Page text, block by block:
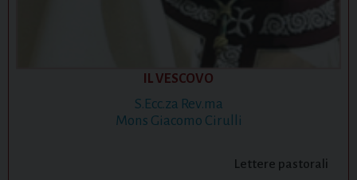
IL VESCOVO
S.Ecc.za Rev.ma
Mons Giacomo Cirulli
Lettere pastorali